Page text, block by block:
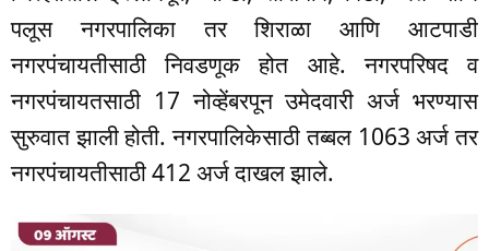
पलूस नगरपालिका तर शिराळा आणि आटपाडी
नगरपंचायतीसाठी निवडणूक होत आहे. नगरपरिषद व
नगरपंचायतसाठी 17 नोव्हेंबरपून उमेदवारी अर्ज भरण्यास
सुरुवात झाली होती. नगरपालिकेसाठी तब्बल 1063 अर्ज तर
नगरपंचायतीसाठी 412 अर्ज दाखल झाले.